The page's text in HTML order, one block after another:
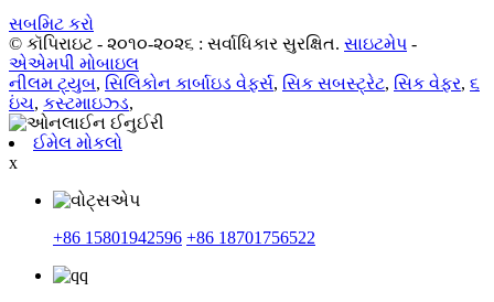
સબમિટ કરો
© કૉપિરાઇટ - ૨૦૧૦-૨૦૨૬ : સર્વાધિકાર સુરક્ષિત. સાઇટમેપ -
એએમપી મોબાઇલ
નીલમ ટ્યુબ, સિલિકોન કાર્બાઇડ વેફર્સ, સિક સબસ્ટ્રેટ, સિક વેફર, ૬
ઇંચ, કસ્ટમાઇઝ્ડ,
ઈમેલ મોકલો
x
+86 15801942596 +86 18701756522